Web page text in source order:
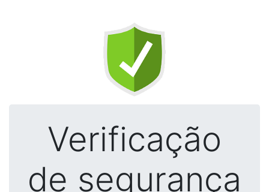
Verificação
de segurança